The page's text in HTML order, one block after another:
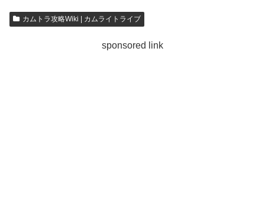
カムトラ攻略Wiki | カムライトライブ
sponsored link